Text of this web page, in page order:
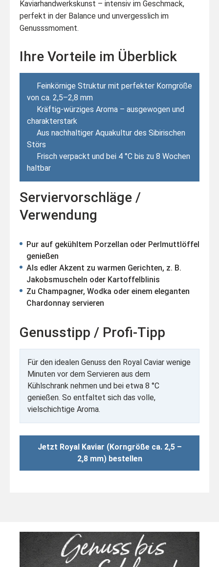
Kaviarhandwerkskunst – intensiv im Geschmack,
perfekt in der Balance und unvergesslich im
Genusssmoment.
Ihre Vorteile im Überblick
Feinkörnige Struktur mit perfekter Korngröße
von ca. 2,5–2,8 mm
Kräftig-würziges Aroma – ausgewogen und
charakterstark
Aus nachhaltiger Aquakultur des Sibirischen
Störs
Frisch verpackt und bei 4 °C bis zu 8 Wochen
haltbar
Serviervorschläge /
Verwendung
Pur auf gekühltem Porzellan oder Perlmuttlöffel
genießen
Als edler Akzent zu warmen Gerichten, z. B.
Jakobsmuscheln oder Kartoffelblinis
Zu Champagner, Wodka oder einem eleganten
Chardonnay servieren
Genusstipp / Profi-Tipp
Für den idealen Genuss den Royal Caviar wenige
Minuten vor dem Servieren aus dem
Kühlschrank nehmen und bei etwa 8 °C
genießen. So entfaltet sich das volle,
vielschichtige Aroma.
Jetzt Royal Kaviar (Korngröße ca. 2,5 –
2,8 mm) bestellen